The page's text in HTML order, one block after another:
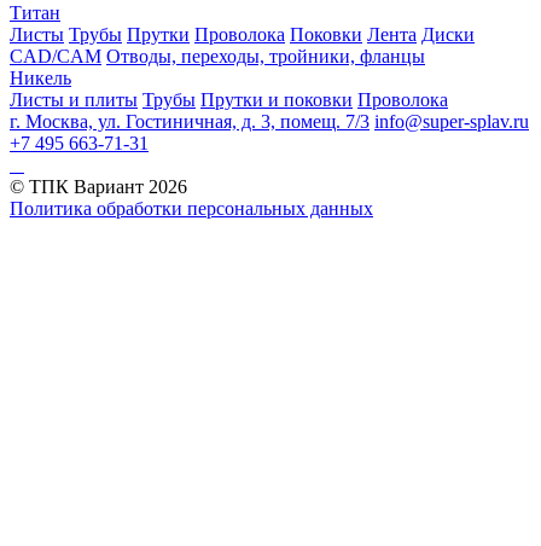
Титан
Листы Трубы Прутки Проволока Поковки Лента Диски
CAD/CAM Отводы, переходы, тройники, фланцы
Никель
Листы и плиты Трубы Прутки и поковки Проволока
г. Москва, ул. Гостиничная, д. 3, помещ. 7/3 info@super-splav.ru
+7 495 663-71-31
© ТПК Вариант 2026
Политика обработки персональных данных